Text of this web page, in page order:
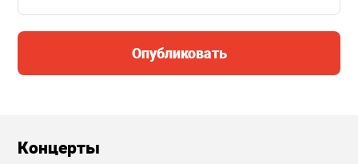
Опубликовать
Концерты